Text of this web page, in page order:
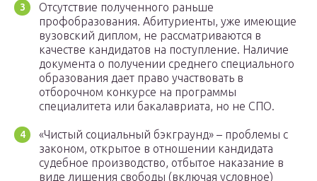
Отсутствие полученного раньше
профобразования. Абитуриенты, уже имеющие
вузовский диплом, не рассматриваются в
качестве кандидатов на поступление. Наличие
документа о получении среднего специального
образования дает право участвовать в
отборочном конкурсе на программы
специалитета или бакалавриата, но не СПО.
«Чистый социальный бэкграунд» – проблемы с
законом, открытое в отношении кандидата
судебное производство, отбытое наказание в
виде лишения свободы (включая условное)